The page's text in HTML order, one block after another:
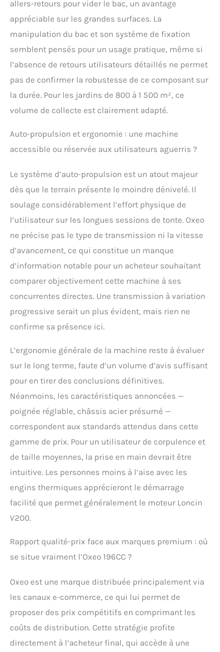
allers-retours pour vider le bac, un avantage
appréciable sur les grandes surfaces. La
manipulation du bac et son système de fixation
semblent pensés pour un usage pratique, même si
l’absence de retours utilisateurs détaillés ne permet
pas de confirmer la robustesse de ce composant sur
la durée. Pour les jardins de 800 à 1 500 m², ce
volume de collecte est clairement adapté.
Auto-propulsion et ergonomie : une machine
accessible ou réservée aux utilisateurs aguerris ?
Le système d’auto-propulsion est un atout majeur
dès que le terrain présente le moindre dénivelé. Il
soulage considérablement l’effort physique de
l’utilisateur sur les longues sessions de tonte. Oxeo
ne précise pas le type de transmission ni la vitesse
d’avancement, ce qui constitue un manque
d’information notable pour un acheteur souhaitant
comparer objectivement cette machine à ses
concurrentes directes. Une transmission à variation
progressive serait un plus évident, mais rien ne
confirme sa présence ici.
L’ergonomie générale de la machine reste à évaluer
sur le long terme, faute d’un volume d’avis suffisant
pour en tirer des conclusions définitives.
Néanmoins, les caractéristiques annoncées —
poignée réglable, châssis acier présumé —
correspondent aux standards attendus dans cette
gamme de prix. Pour un utilisateur de corpulence et
de taille moyennes, la prise en main devrait être
intuitive. Les personnes moins à l’aise avec les
engins thermiques apprécieront le démarrage
facilité que permet généralement le moteur Loncin
V200.
Rapport qualité-prix face aux marques premium : où
se situe vraiment l’Oxeo 196CC ?
Oxeo est une marque distribuée principalement via
les canaux e-commerce, ce qui lui permet de
proposer des prix compétitifs en comprimant les
coûts de distribution. Cette stratégie profite
directement à l’acheteur final, qui accède à une